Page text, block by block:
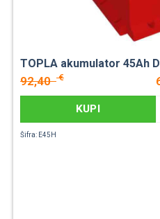
TOPLA akumulator 45Ah
92,40€
KUPI
Šifra: E45H